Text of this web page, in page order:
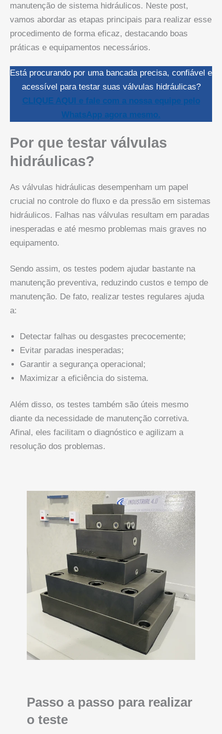
manutenção de sistema hidráulicos. Neste post,
vamos abordar as etapas principais para realizar esse
procedimento de forma eficaz, destacando boas
práticas e equipamentos necessários.
Está procurando por uma bancada precisa, confiável e
acessível para testar suas válvulas hidráulicas?
CLIQUE AQUI e fale com a nossa equipe pelo
WhatsApp agora mesmo.
Por que testar válvulas
hidráulicas?
As válvulas hidráulicas desempenham um papel
crucial no controle do fluxo e da pressão em sistemas
hidráulicos. Falhas nas válvulas resultam em paradas
inesperadas e até mesmo problemas mais graves no
equipamento.
Sendo assim, os testes podem ajudar bastante na
manutenção preventiva, reduzindo custos e tempo de
manutenção. De fato, realizar testes regulares ajuda
a:
Detectar falhas ou desgastes precocemente;
Evitar paradas inesperadas;
Garantir a segurança operacional;
Maximizar a eficiência do sistema.
Além disso, os testes também são úteis mesmo
diante da necessidade de manutenção corretiva.
Afinal, eles facilitam o diagnóstico e agilizam a
resolução dos problemas.
Passo a passo para realizar
o teste